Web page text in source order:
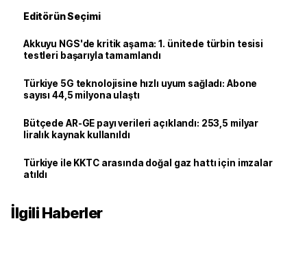
Editörün Seçimi
Akkuyu NGS'de kritik aşama: 1. ünitede türbin tesisi
testleri başarıyla tamamlandı
Türkiye 5G teknolojisine hızlı uyum sağladı: Abone
sayısı 44,5 milyona ulaştı
Bütçede AR-GE payı verileri açıklandı: 253,5 milyar
liralık kaynak kullanıldı
Türkiye ile KKTC arasında doğal gaz hattı için imzalar
atıldı
İlgili Haberler